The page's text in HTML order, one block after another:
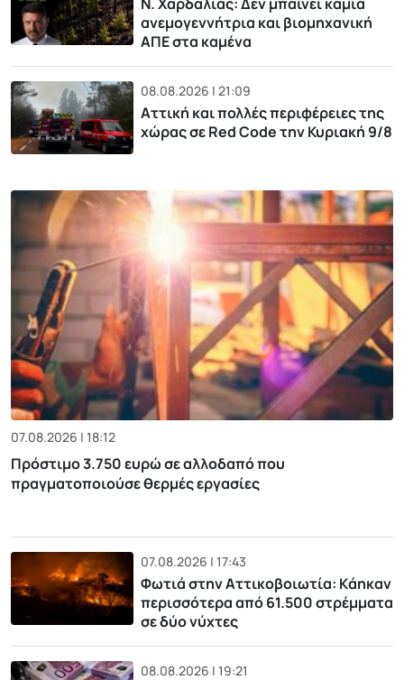
ανεμογεννήτρια και βιομηχανική
ΑΠΕ στα καμένα
08.08.2026 | 21:09
Αττική και πολλές περιφέρειες της
χώρας σε Red Code την Κυριακή 9/8
07.08.2026 | 18:12
Πρόστιμο 3.750 ευρώ σε αλλοδαπό που
πραγματοποιούσε θερμές εργασίες
07.08.2026 | 17:43
Φωτιά στην Αττικοβοιωτία: Kάηκαν
περισσότερα από 61.500 στρέμματα
σε δύο νύχτες
08.08.2026 | 19:21